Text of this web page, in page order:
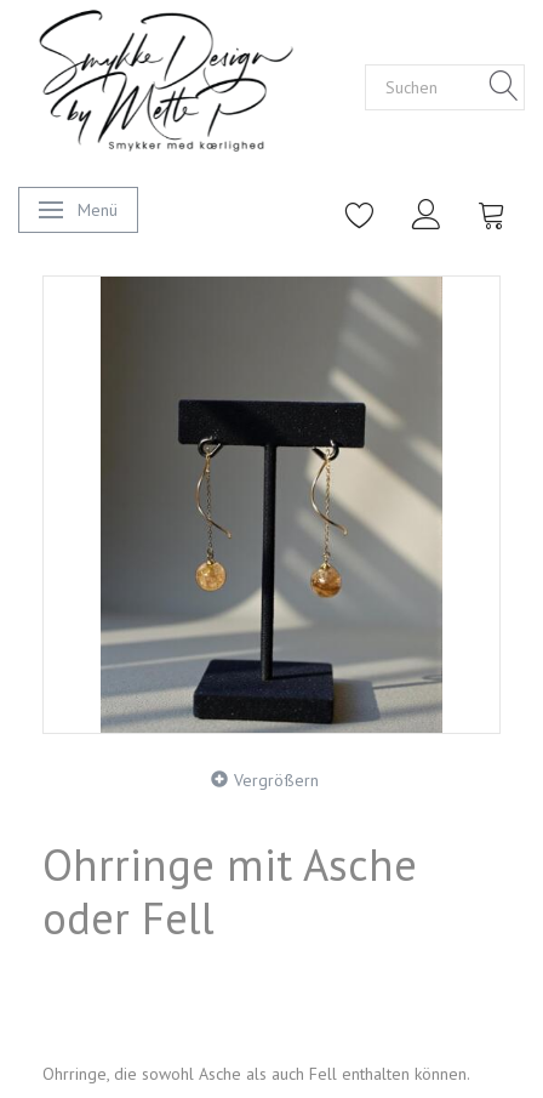
Anzeige ändern
Menü
Vergrößern
Ohrringe mit Asche
oder Fell
Ohrringe, die sowohl Asche als auch Fell enthalten können.